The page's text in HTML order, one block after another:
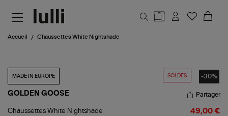
Accueil Chaussettes White Nightshade
SOLDES -30%
MADE IN EUROPE
GOLDEN GOOSE
Chaussettes
Partager
Chaussettes White Nightshade 49,00 €